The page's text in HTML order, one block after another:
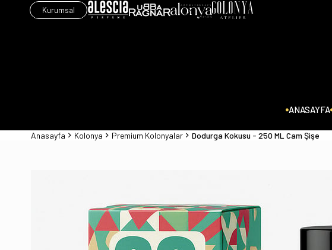
Kurumsal
ANASAYFA
Anasayfa Kolonya Premium Kolonyalar Dodurga Kokusu - 250 ML Cam Şişe